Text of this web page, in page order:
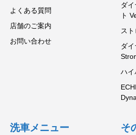
よくある質問
店舗のご案内
お問い合わせ
ダ
ト
ス
ダ
ハイ
洗車メニュー そ